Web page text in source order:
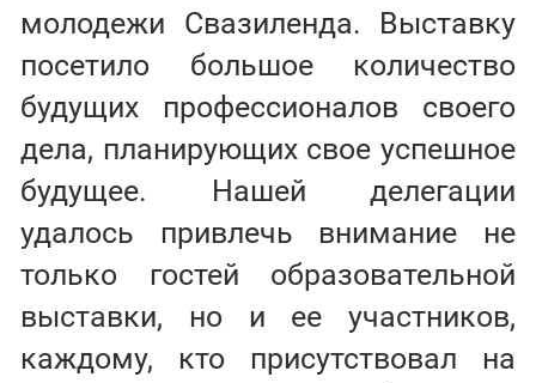
молодежи Свазиленда. Выставку
посетило большое количество
будущих профессионалов своего
дела, планирующих свое успешное
будущее. Нашей делегации
удалось привлечь внимание не
только гостей образовательной
выставки, но и ее участников,
каждому, кто присутствовал на